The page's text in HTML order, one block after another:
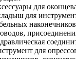
для
для
для